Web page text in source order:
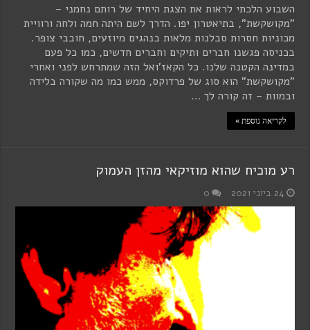
השבוע הלכתי לראות את הצגת היחיד של רותם נחמני –
"מקושקשת", בתיאטרון יפו. הדרך לשם היתה חמה ולחה ורוויית
מכוניות חסרות סבלנות מלאות בנהגים מיוזעים, חובבי צופר.
בכניסה פגשנו חברים ותיקים וחברים חדשים, כמו כל פעם
במדינה הקטנה שלנו. כל הקאז'ואל הזה שמתרחש לפני ואחרי
"מקושקשת" הוא סוג של פרדוקס, ממש כמו מה שקורה בלידה
ובמוות – זה קורה לך …
לקריאה נוספת »
רע מוכיח שהוא מוזיקאי מהזן העמוק
24 ביוני 2021 0